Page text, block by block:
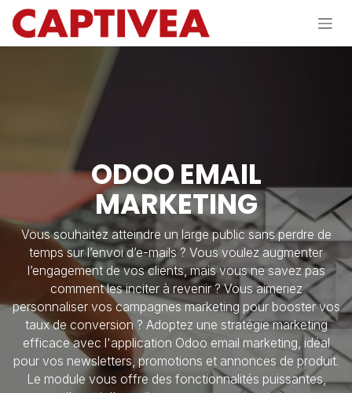
Se rendre au contenu
ODOO EMAIL
MARKETING
Vous souhaitez atteindre un large public sans perdre de
temps sur l’envoi d’e-mails ? Vous voulez augmenter
l’engagement de vos clients, mais vous ne savez pas
comment les inciter à revenir ? Vous aimeriez
personnaliser vos campagnes marketing pour booster vos
taux de conversion ? Adoptez une stratégie marketing
efficace avec l'application Odoo email marketing, idéal
pour vos newsletters, promotions et annonces de produit.
Le module vous offre des fonctionnalités puissantes,